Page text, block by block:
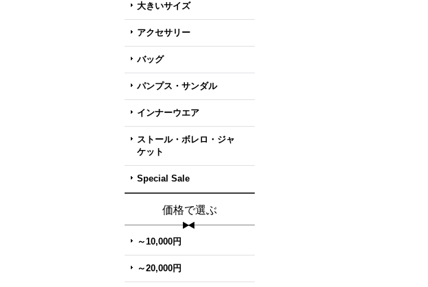
大きいサイズ
アクセサリー
バッグ
パンプス・サンダル
インナーウエア
ストール・ボレロ・ジャ
ケット
Special Sale
価格で選ぶ
～10,000円
～20,000円